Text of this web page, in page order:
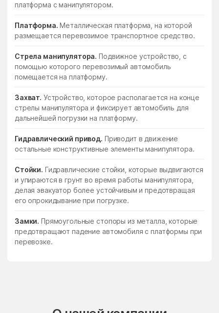
платформа с манипулятором.
Платформа. Металлическая платформа, на которой
размещается перевозимое транспортное средство.
Стрела манипулятора. Подвижное устройство, с
помощью которого перевозимый автомобиль
помещается на платформу.
Захват. Устройство, которое располагается на конце
стрелы манипулятора и фиксирует автомобиль для
дальнейшей погрузки на платформу.
Гидравлический привод. Приводит в движение
остальные конструктивные элементы манипулятора.
Стойки. Гидравлические стойки, которые выдвигаются
и упираются в грунт во время работы манипулятора,
делая эвакуатор более устойчивым и предотвращая
его опрокидывание при погрузке.
Замки. Прямоугольные стопоры из металла, которые
предотвращают падение автомобиля с платформы при
перевозке.